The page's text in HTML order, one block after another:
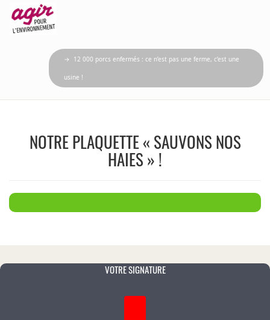
→ 12 000 porcs enfermés : ce n’est pas une ferme, c’est une
usine !
NOTRE PLAQUETTE « SAUVONS NOS
HAIES » !
VOTRE SIGNATURE